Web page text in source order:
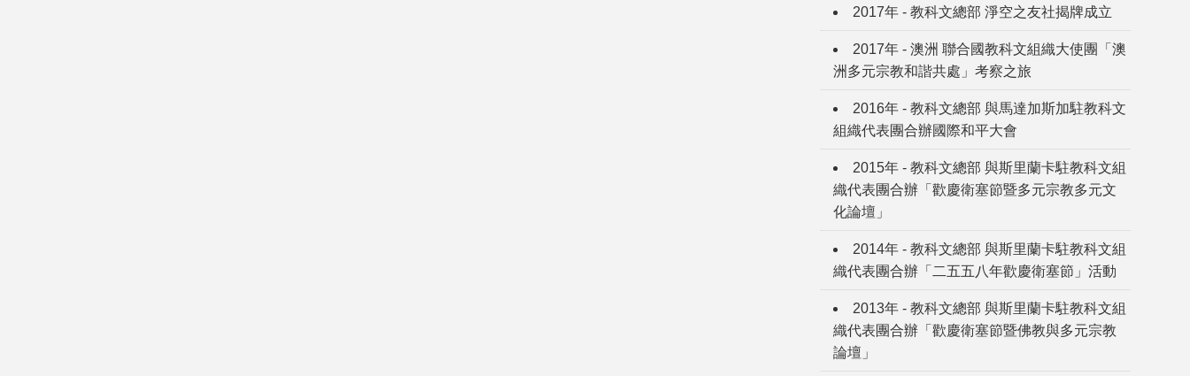
2017年 - 教科文總部 淨空之友社揭牌成立
2017年 - 澳洲 聯合國教科文組織大使團「澳
洲多元宗教和諧共處」考察之旅
2016年 - 教科文總部 與馬達加斯加駐教科文
組織代表團合辦國際和平大會
2015年 - 教科文總部 與斯里蘭卡駐教科文組
織代表團合辦「歡慶衛塞節暨多元宗教多元文
化論壇」
2014年 - 教科文總部 與斯里蘭卡駐教科文組
織代表團合辦「二五五八年歡慶衛塞節」活動
2013年 - 教科文總部 與斯里蘭卡駐教科文組
織代表團合辦「歡慶衛塞節暨佛教與多元宗教
論壇」